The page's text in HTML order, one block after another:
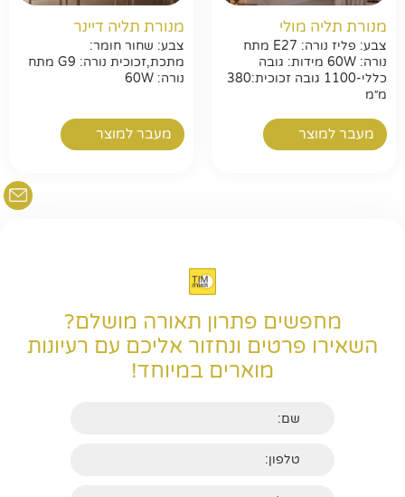
חפשו באתר
מנורת תליה מולי
צבע: פליז נורה: E27 מתח
נורה: 60W מידות: גובה
כללי-1100 גובה זכוכית:380
מ״מ
מעבר למוצר
מנורת תליה דיינר
צבע: שחור חומר:
מתכת,זכוכית נורה: G9 מתח
נורה: 60W
מעבר למוצר
מחפשים פתרון תאורה מושלם?
השאירו פרטים ונחזור אליכם עם רעיונות
מוארים במיוחד!